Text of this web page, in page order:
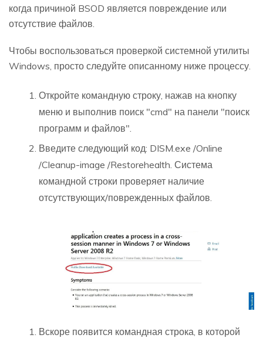
когда причиной BSOD является повреждение или
отсутствие файлов.
Чтобы воспользоваться проверкой системной утилиты
Windows, просто следуйте описанному ниже процессу.
Откройте командную строку, нажав на кнопку
меню и выполнив поиск "cmd" на панели "поиск
программ и файлов".
Введите следующий код: DISM.exe /Online
/Cleanup-image /Restorehealth. Система
командной строки проверяет наличие
отсутствующих/поврежденных файлов.
Вскоре появится командная строка, в которой